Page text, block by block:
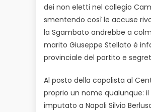
dei non eletti nel collegio
smentendo così le accuse
la Sgambato andrebbe a
marito Giuseppe Stellato è
provinciale del partito e
Al posto della capolista al
proprio un nome qualunque:
imputato a Napoli Silvio